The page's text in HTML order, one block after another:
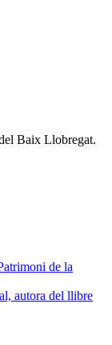
Baix Llobregat.
de la
autora del llibre